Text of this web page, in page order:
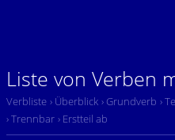
Liste von Verben
Verbliste › Überblick › Grundverb ›
› Trennbar › Erstteil ab